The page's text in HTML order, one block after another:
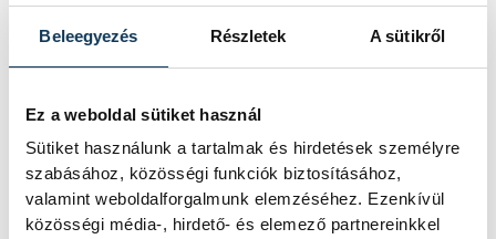
Beleegyezés Részletek A sütikről
Ez a weboldal sütiket használ
Sütiket használunk a tartalmak és hirdetések személyre
szabásához, közösségi funkciók biztosításához,
valamint weboldalforgalmunk elemzéséhez. Ezenkívül
közösségi média-, hirdető- és elemező partnereinkkel
államfőnek a Tisza
parlamenti frakciója
Baka Andrást, a Legfelsőbb Bíróság
korábbi elnökét jelöli köztársasági
elnöknek a Tisza párt parlamenti
frakciója.